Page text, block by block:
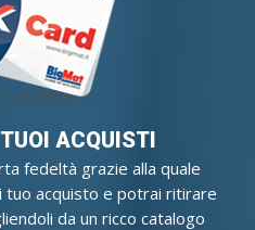
ACQUISTI
fedeltà grazie alla quale
tuo acquisto e potrai ritirare
da un ricco catalogo